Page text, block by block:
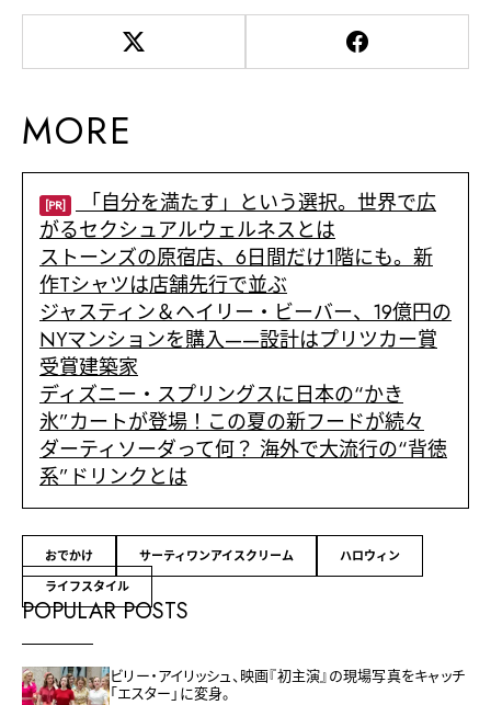
MORE
[PR] 「自分を満たす」という選択。世界で広
がるセクシュアルウェルネスとは
ストーンズの原宿店、6日間だけ1階にも。新
作Tシャツは店舗先行で並ぶ
ジャスティン＆ヘイリー・ビーバー、19億円の
NYマンションを購入——設計はプリツカー賞
受賞建築家
ディズニー・スプリングスに日本の“かき
氷”カートが登場！この夏の新フードが続々
ダーティソーダって何？ 海外で大流行の“背徳
系”ドリンクとは
おでかけ サーティワンアイスクリーム
ハロウィン
ライフスタイル
POPULAR POSTS
ビリー・アイリッシュ、映画『初主演』の現場写真をキャッチ
「エスター」に変身。